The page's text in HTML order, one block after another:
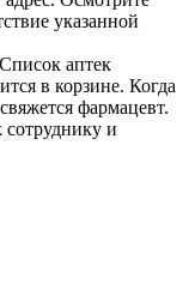
указанной
аптек
в корзине. Когда
фармацевт.
сотруднику и